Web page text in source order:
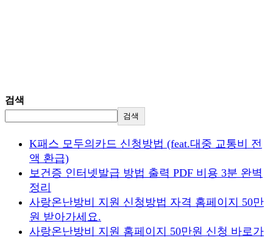
검색
검색
K패스 모두의카드 신청방법 (feat.대중 교통비 전
액 환급)
보건증 인터넷발급 방법 출력 PDF 비용 3분 완벽
정리
사랑온난방비 지원 신청방법 자격 홈페이지 50만
원 받아가세요.
사랑온난방비 지원 홈페이지 50만원 신청 바로가